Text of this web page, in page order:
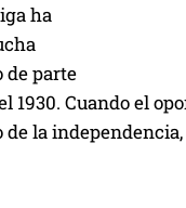
ha
de parte
1930. Cuando el
la